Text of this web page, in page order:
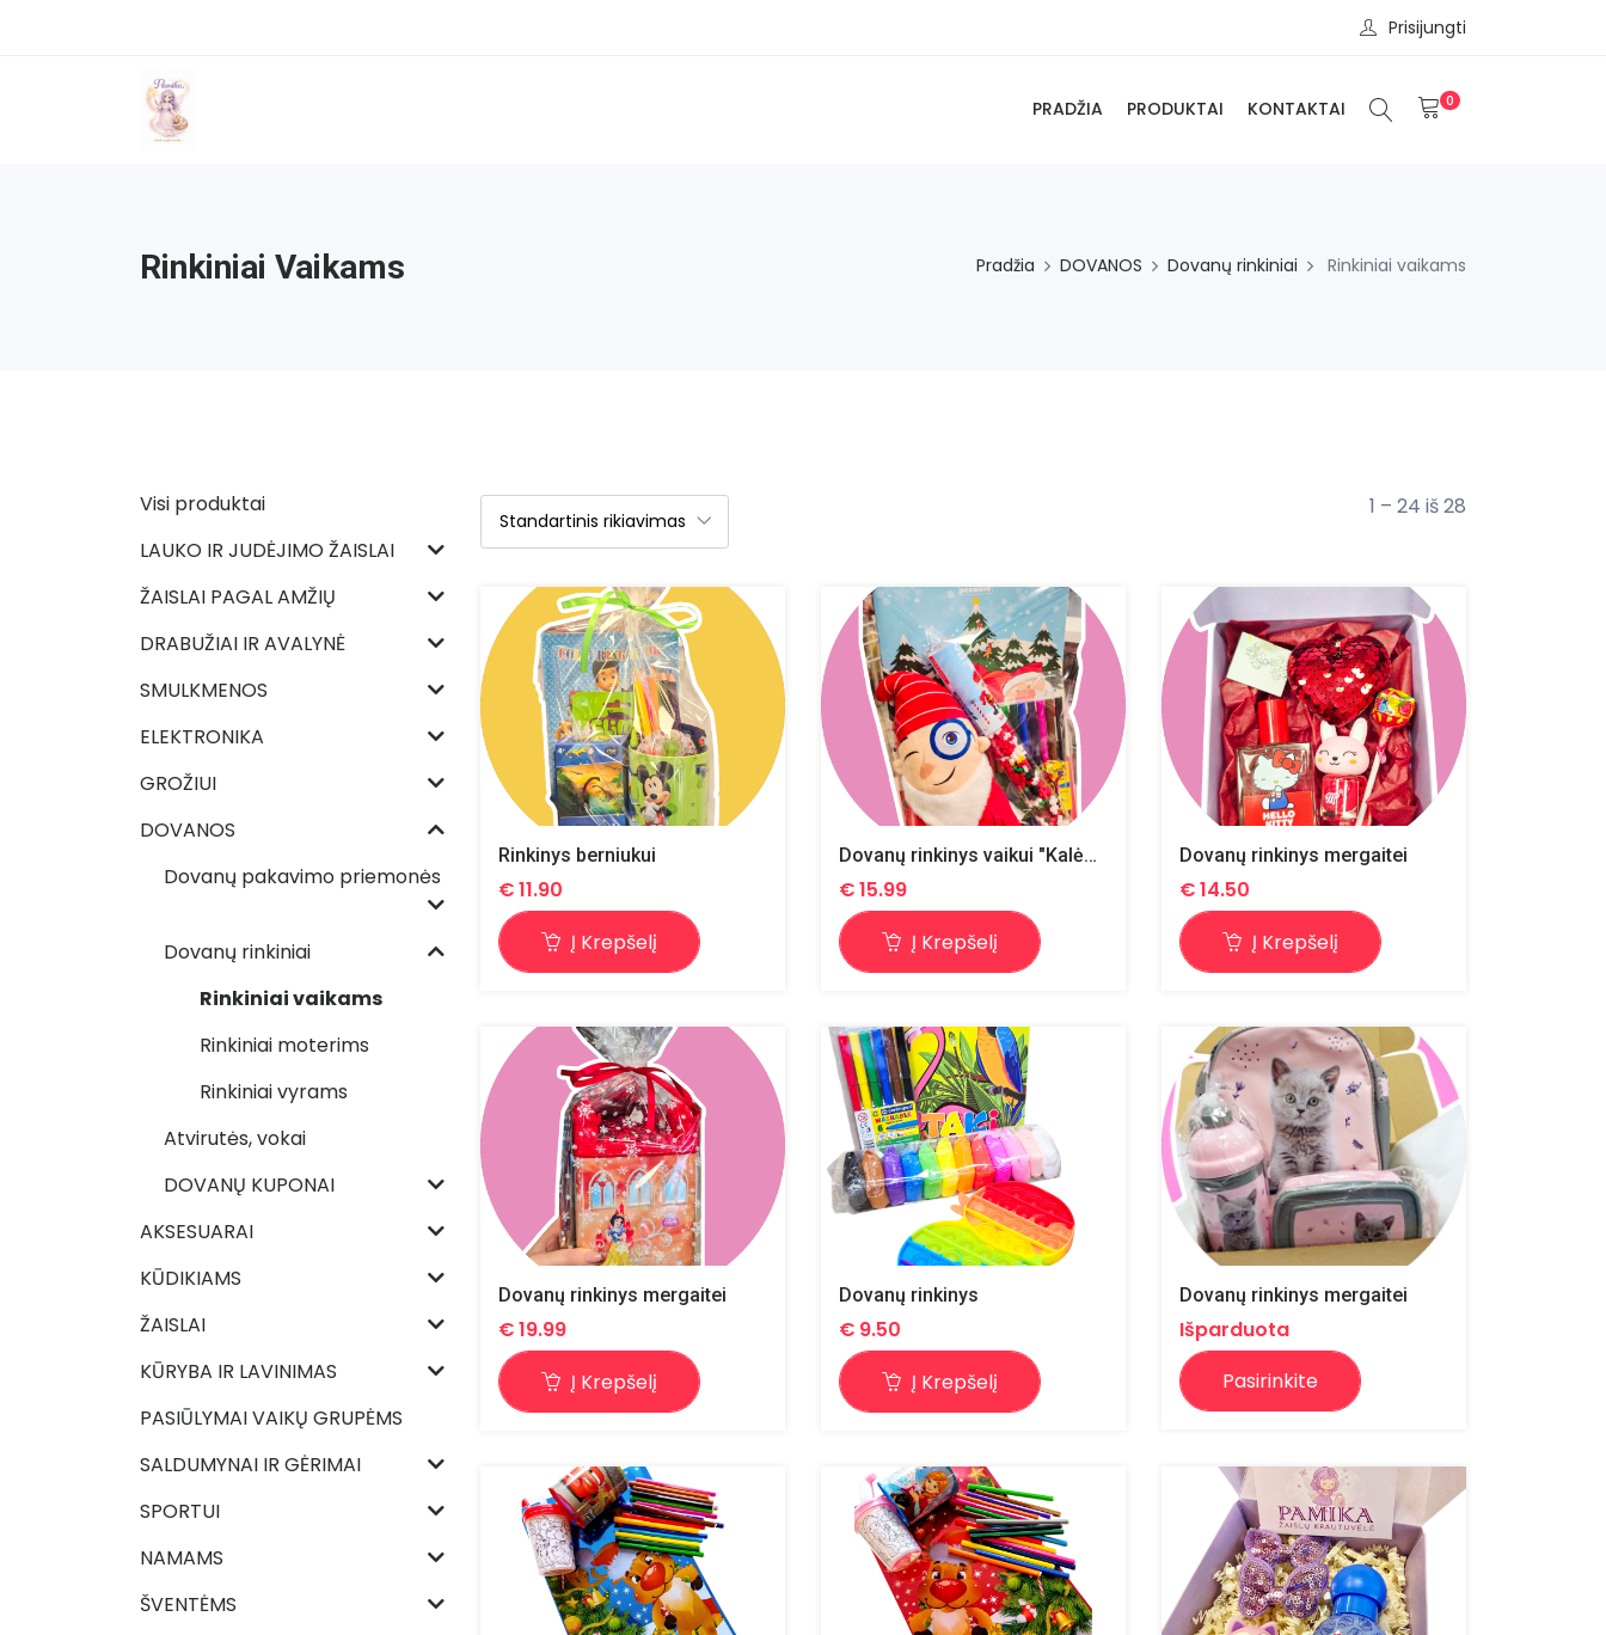
Prisijungti
PRADŽIA PRODUKTAI KONTAKTAI 0
Rinkiniai Vaikams Pradžia DOVANOS Dovanų rinkiniai Rinkiniai vaikams
Visi produktai
LAUKO IR JUDĖJIMO ŽAISLAI
ŽAISLAI PAGAL AMŽIŲ
DRABUŽIAI IR AVALYNĖ
SMULKMENOS
ELEKTRONIKA
GROŽIUI
DOVANOS
Dovanų pakavimo priemonės
Dovanų rinkiniai
Rinkiniai vaikams
Rinkiniai moterims
Rinkiniai vyrams
Atvirutės, vokai
DOVANŲ KUPONAI
AKSESUARAI
KŪDIKIAMS
ŽAISLAI
KŪRYBA IR LAVINIMAS
PASIŪLYMAI VAIKŲ GRUPĖMS
SALDUMYNAI IR GĖRIMAI
SPORTUI
NAMAMS
ŠVENTĖMS
1 – 24 iš 28
Rinkinys berniukui
€11.90
Į Krepšelį
Dovanų rinkinys vaikui "Kalėdos"
€15.99
Į Krepšelį
Dovanų rinkinys mergaitei
€14.50
Į Krepšelį
Dovanų rinkinys mergaitei
€19.99
Į Krepšelį
Dovanų rinkinys
€ 9.50
Į Krepšelį
Dovanų rinkinys mergaitei
Išparduota
Pasirinkite